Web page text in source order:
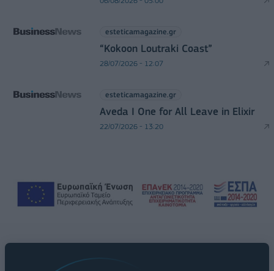
esteticamagazine.gr
“Kokoon Loutraki Coast”
28/07/2026 - 12:07
esteticamagazine.gr
Aveda I One for All Leave in Elixir
22/07/2026 - 13:20